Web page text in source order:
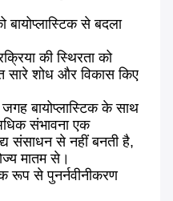
बायोप्लास्टिक से बदला
की स्थिरता को
सारे शोध और विकास किए
बायोप्लास्टिक के साथ
संभावना एक
संसाधन से नहीं बनती है,
मातम से।
से पुनर्नवीनीकरण